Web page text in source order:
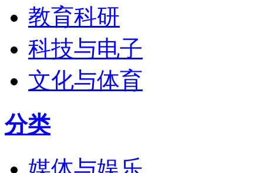
教育科研
科技与电子
文化与体育
分类